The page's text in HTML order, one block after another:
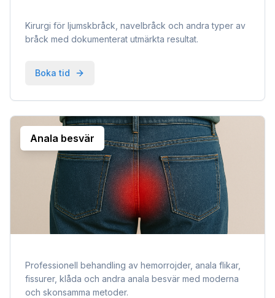
Kirurgi för ljumskbråck, navelbråck och andra typer av
bråck med dokumenterat utmärkta resultat.
Boka tid
Anala besvär
Professionell behandling av hemorrojder, anala flikar,
fissurer, klåda och andra anala besvär med moderna
och skonsamma metoder.